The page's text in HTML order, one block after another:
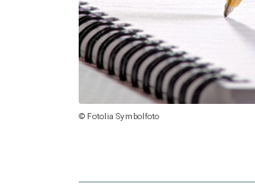
© Fotolia Symbolfoto